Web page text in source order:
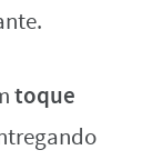
toque